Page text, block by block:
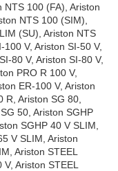
NTS 100 (FA), Ariston
NTS 100 (SIM),
(SU), Ariston NTS
V, Ariston SI-50 V,
80 V, Ariston SI-80 V,
PRO R 100 V,
ER-100 V, Ariston
R, Ariston SG 80,
50, Ariston SGHP
SGHP 40 V SLIM,
V SLIM, Ariston
Ariston STEEL
Ariston STEEL